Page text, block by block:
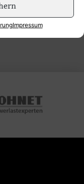
Impressum